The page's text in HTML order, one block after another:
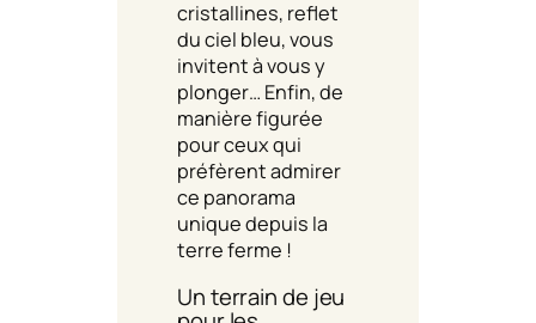
cristallines, reflet
du ciel bleu, vous
invitent à vous y
plonger… Enfin, de
manière figurée
pour ceux qui
préfèrent admirer
ce panorama
unique depuis la
terre ferme !
Un terrain de jeu